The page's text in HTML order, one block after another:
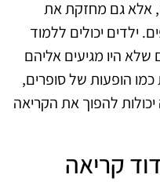
אלא גם מחזקת את
ילדים יכולים ללמוד
היו מגיעים אליהם
הופעות של סופרים,
להפוך את הקריאה
קריאה